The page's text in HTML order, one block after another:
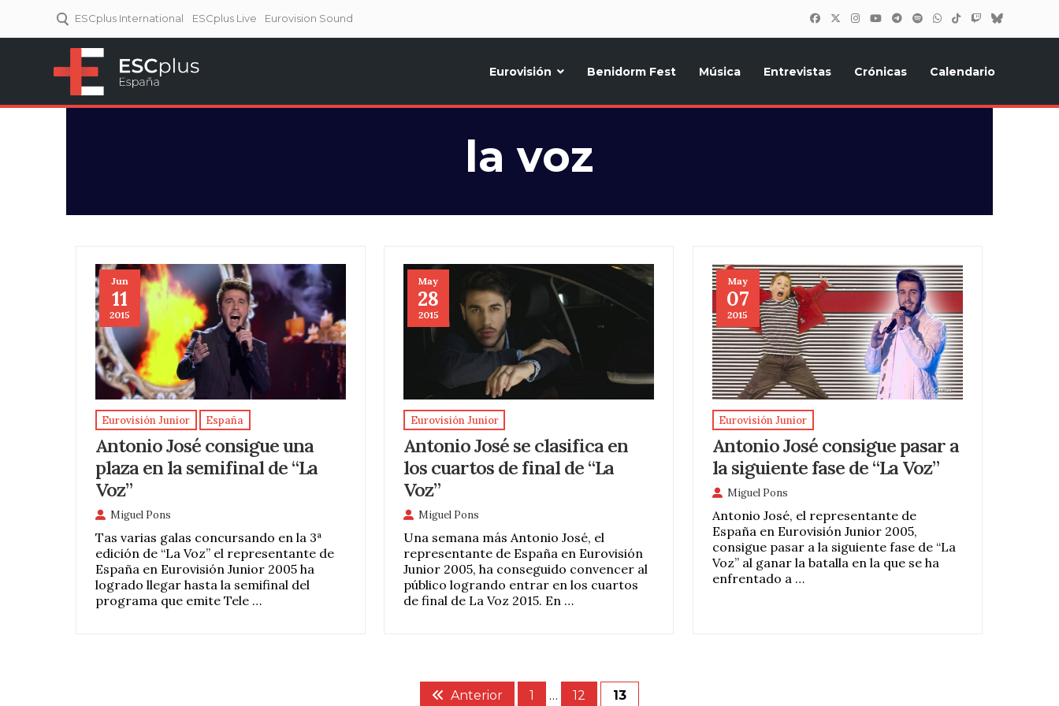
ESCplus International ESCplus Live Eurovision Sound
Eurovisión Benidorm Fest Música Entrevistas Crónicas Calendario
la voz
Jun
11
2015
Eurovisión Junior España
Antonio José consigue una
plaza en la semifinal de “La
Voz”
Miguel Pons
Tas varias galas concursando en la 3ª
edición de “La Voz” el representante de
España en Eurovisión Junior 2005 ha
logrado llegar hasta la semifinal del
programa que emite Tele …
May
28
2015
Eurovisión Junior
Antonio José se clasifica en
los cuartos de final de “La
Voz”
Miguel Pons
Una semana más Antonio José, el
representante de España en Eurovisión
Junior 2005, ha conseguido convencer al
público logrando entrar en los cuartos
de final de La Voz 2015. En …
May
07
2015
Eurovisión Junior
Antonio José consigue pasar a
la siguiente fase de “La Voz”
Miguel Pons
Antonio José, el representante de
España en Eurovisión Junior 2005,
consigue pasar a la siguiente fase de “La
Voz” al ganar la batalla en la que se ha
enfrentado a …
Anterior 1 … 12 13